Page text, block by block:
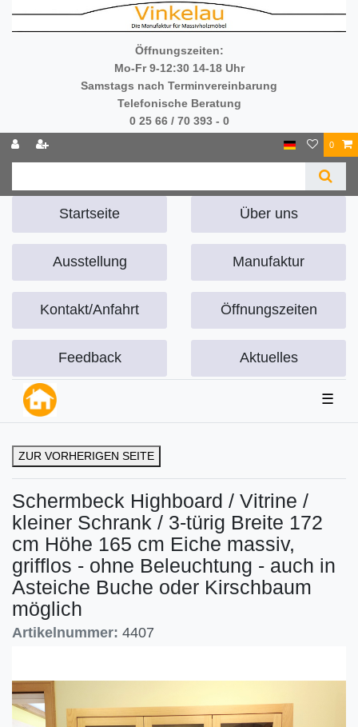
Öffnungszeiten:
Mo-Fr 9-12:30 14-18 Uhr
Samstags nach Terminvereinbarung
Telefonische Beratung
0 25 66 / 70 393 - 0
0
Startseite Über uns
Ausstellung Manufaktur
Kontakt/Anfahrt Öffnungszeiten
Feedback Aktuelles
☰
ZUR VORHERIGEN SEITE
Schermbeck Highboard / Vitrine /
kleiner Schrank / 3-türig Breite 172
cm Höhe 165 cm Eiche massiv,
grifflos - ohne Beleuchtung - auch in
Asteiche Buche oder Kirschbaum
möglich
Artikelnummer: 4407